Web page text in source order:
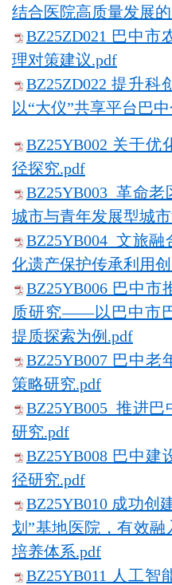
结合医院高质量发展
BZ25ZD021 巴中
理对策建议.pdf
BZ25ZD022 提升
以“大仪”共享平台巴
BZ25YB002 关于
径探究.pdf
BZ25YB003 革命
城市与青年发展型城
BZ25YB004 文旅
化遗产保护传承利用
BZ25YB006 巴中
质研究——以巴中市
提质探索为例.pdf
BZ25YB007 巴中
策略研究.pdf
BZ25YB005 推进巴
研究.pdf
BZ25YB008 巴中
径研究.pdf
BZ25YB010 成功创
划”基地医院，有效
培养体系.pdf
BZ25YB011 人工